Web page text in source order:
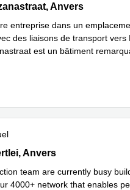
142, Anvers
Anvers
entreprise dans un
des liaisons de transport vers
est un bâtiment
14, Anvers
Anvers
team are currently busy
4000+ network that enables